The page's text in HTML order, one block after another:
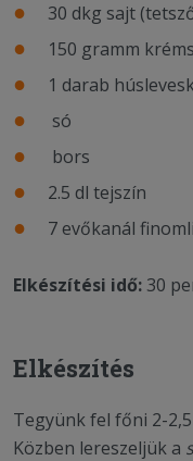
30 dkg sajt
150 gramm
1 darab
só
bors
2.5 dl tejszín
7 evőkanál
Elkészítési idő: 30
Elkészítés
Tegyünk fel főni 2-
Közben lereszeljük a